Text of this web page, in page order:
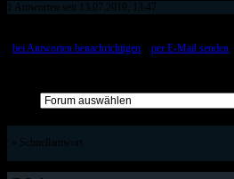
1 Antworten seit 13.07.2019, 13:47
bei Antworten benachrichtigen:: per E-Mail senden::
» Schnellantwort